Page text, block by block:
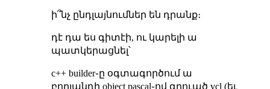
ի՞նչ ընդլայնումներ են դրանք։
դէ դա ես գիտէի, ու կարելի ա
պատկերացնել՝
c++ builder֊ը օգտագործում ա
բորլանդի object pascal֊ով գրուած vcl (եւ